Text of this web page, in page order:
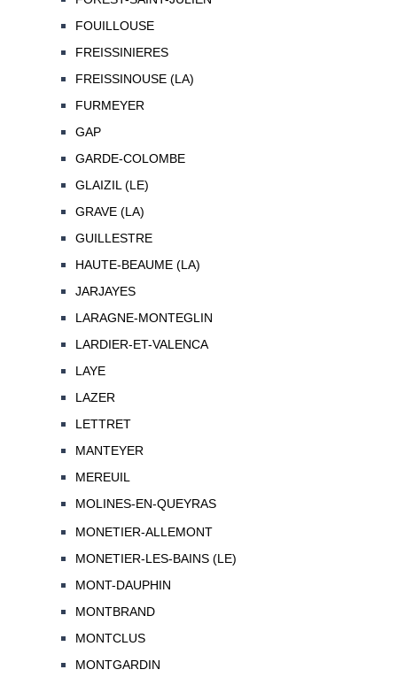
FOUILLOUSE
FREISSINIERES
FREISSINOUSE (LA)
FURMEYER
GAP
GARDE-COLOMBE
GLAIZIL (LE)
GRAVE (LA)
GUILLESTRE
HAUTE-BEAUME (LA)
JARJAYES
LARAGNE-MONTEGLIN
LARDIER-ET-VALENCA
LAYE
LAZER
LETTRET
MANTEYER
MEREUIL
MOLINES-EN-QUEYRAS
MONETIER-ALLEMONT
MONETIER-LES-BAINS (LE)
MONT-DAUPHIN
MONTBRAND
MONTCLUS
MONTGARDIN